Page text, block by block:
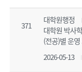
371
대학원행정
대학원 박사
(전공)별 운영
2026-05-13